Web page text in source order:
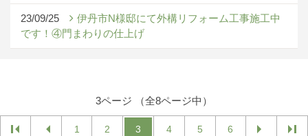
23/09/25
伊丹市N様邸にて外構リフォーム工事施工中
です！④門まわりの仕上げ
3ページ （全8ページ中）
1 2 3 4 5 6